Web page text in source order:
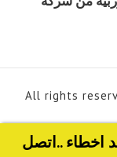
قد توجد اخطاء ..اتصل